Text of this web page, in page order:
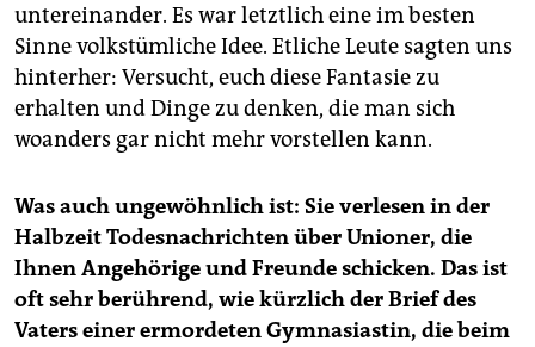
untereinander. Es war letztlich eine im besten
Sinne volkstümliche Idee. Etliche Leute sagten uns
hinterher: Versucht, euch diese Fantasie zu
erhalten und Dinge zu denken, die man sich
woanders gar nicht mehr vorstellen kann.
Was auch ungewöhnlich ist: Sie verlesen in der
Halbzeit Todesnachrichten über Unioner, die
Ihnen Angehörige und Freunde schicken. Das ist
oft sehr berührend, wie kürzlich der Brief des
Vaters einer ermordeten Gymnasiastin, die beim